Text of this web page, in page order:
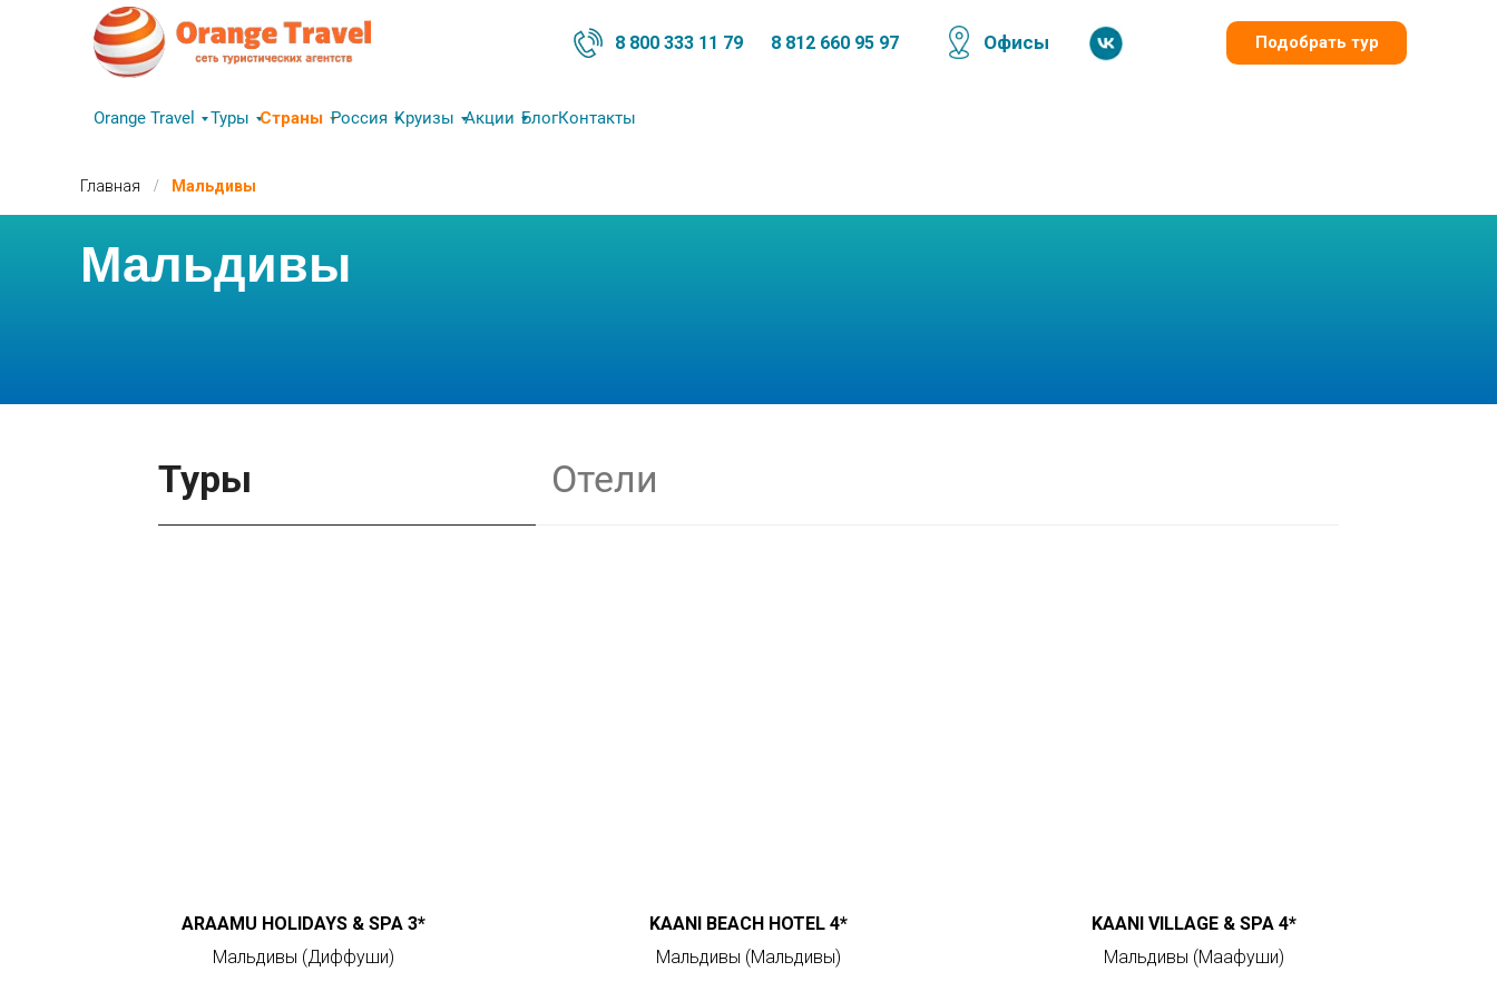
Подобрать тур
8 800 333 11 79 8 812 660 95 97 Офисы
Orange Travel Туры Страны Россия Круизы Акции БлогКонтакты
Главная / Мальдивы
Мальдивы
Туры Отели
ARAAMU HOLIDAYS & SPA 3*
Мальдивы (Диффуши)
KAANI BEACH HOTEL 4*
Мальдивы (Мальдивы)
KAANI VILLAGE & SPA 4*
Мальдивы (Маафуши)